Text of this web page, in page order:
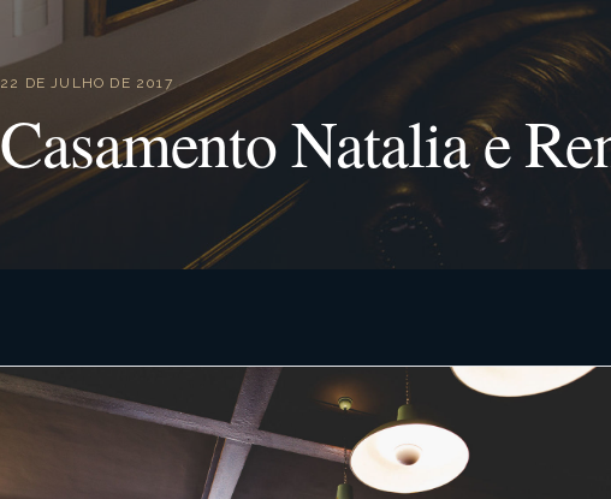
22 DE JULHO DE 2017
Casamento Natalia e